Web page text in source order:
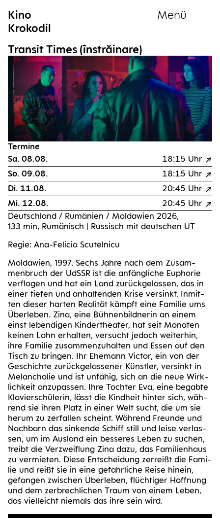
Kino
Krokodil
Menü
Tran­sit Times (înstrăi­na­re)
Termine
Sa. 08.08.
18:15 Uhr
So. 09.08.
18:15 Uhr
Di. 11.08.
20:45 Uhr
Mi. 12.08.
20:45 Uhr
Deutsch­land / Rumä­ni­en / Mol­da­wi­en 2026,
133 min, Rumä­nisch | Rus­sisch mit deut­schen UT
Regie: Ana-Feli­cia Scutelnicu
Mol­da­wi­en, 1997. Sechs Jah­re nach dem Zusam­
men­bruch der UdSSR ist die anfäng­li­che Eupho­rie
ver­flo­gen und hat ein Land zurück­ge­las­sen, das in
einer tie­fen und anhal­ten­den Kri­se ver­sinkt. Inmit­
ten die­ser har­ten Rea­li­tät kämpft eine Fami­lie ums
Über­le­ben. Zina, eine Büh­nen­bild­ne­rin an einem
einst leben­di­gen Kin­der­thea­ter, hat seit Mona­ten
kei­nen Lohn erhal­ten, ver­sucht jedoch wei­ter­hin,
ihre Fami­lie zusam­men­zu­hal­ten und Essen auf den
Tisch zu brin­gen. Ihr Ehe­mann Vic­tor, ein von der
Geschich­te zurück­ge­las­se­ner Künst­ler, ver­sinkt in
Melan­cho­lie und ist unfä­hig, sich an die neue Wirk­
lich­keit anzu­pas­sen. Ihre Toch­ter Eva, eine begab­te
Kla­vier­schü­le­rin, lässt die Kind­heit hin­ter sich, wäh­
rend sie ihren Platz in einer Welt sucht, die um sie
her­um zu zer­fal­len scheint. Wäh­rend Freun­de und
Nach­barn das sin­ken­de Schiff still und lei­se ver­las­
sen, um im Aus­land ein bes­se­res Leben zu suchen,
treibt die Ver­zweif­lung Zina dazu, das Fami­li­en­haus
zu ver­mie­ten. Die­se Ent­schei­dung zer­reißt die Fami­
lie und reißt sie in eine gefähr­li­che Rei­se hin­ein,
gefan­gen zwi­schen Über­le­ben, flüch­ti­ger Hoff­nung
und dem zer­brech­li­chen Traum von einem Leben,
das viel­leicht nie­mals das ihre sein wird.